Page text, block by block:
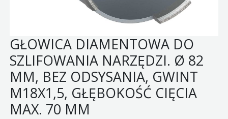
GŁOWICA DIAMENTOWA DO
SZLIFOWANIA NARZĘDZI. Ø 82
MM, BEZ ODSYSANIA, GWINT
M18X1,5, GŁĘBOKOŚĆ CIĘCIA
MAX. 70 MM